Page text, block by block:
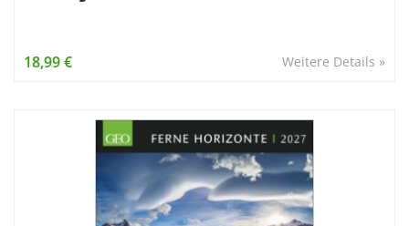
Weitere Details »
18,99 €